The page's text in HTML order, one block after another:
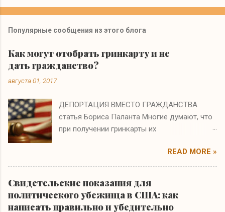
Популярные сообщения из этого блога
Как могут отобрать гринкарту и не
дать гражданство?
августа 01, 2017
ДЕПОРТАЦИЯ ВМЕСТО ГРАЖДАНСТВА
статья Бориса Паланта Многие думают, что
при получении гринкарты их
Они ошибаются. Если на интервью по
натурализации иммиграционный офицер
ошибке или в результате мошенничества, то
вам не только откажут в гражданстве, но и
READ MORE »
Свидетельские показания для
политического убежища в США: как
написать правильно и убедительно